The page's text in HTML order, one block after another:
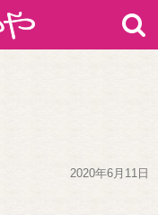
2020年6月11日